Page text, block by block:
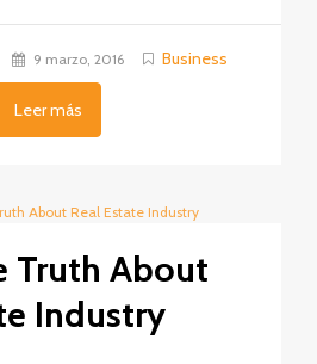
9 marzo, 2016 Business
Leer más
Truth About
Industry